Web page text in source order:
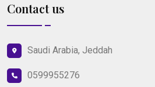
Contact us
Saudi Arabia, Jeddah
0599955276